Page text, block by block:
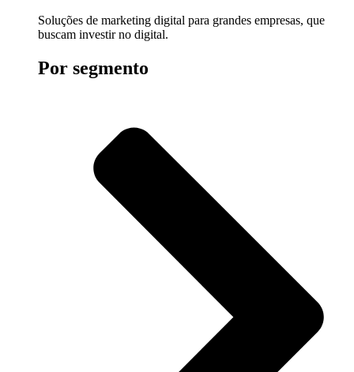
Soluções de marketing digital para grandes empresas, que
buscam investir no digital.
Por segmento